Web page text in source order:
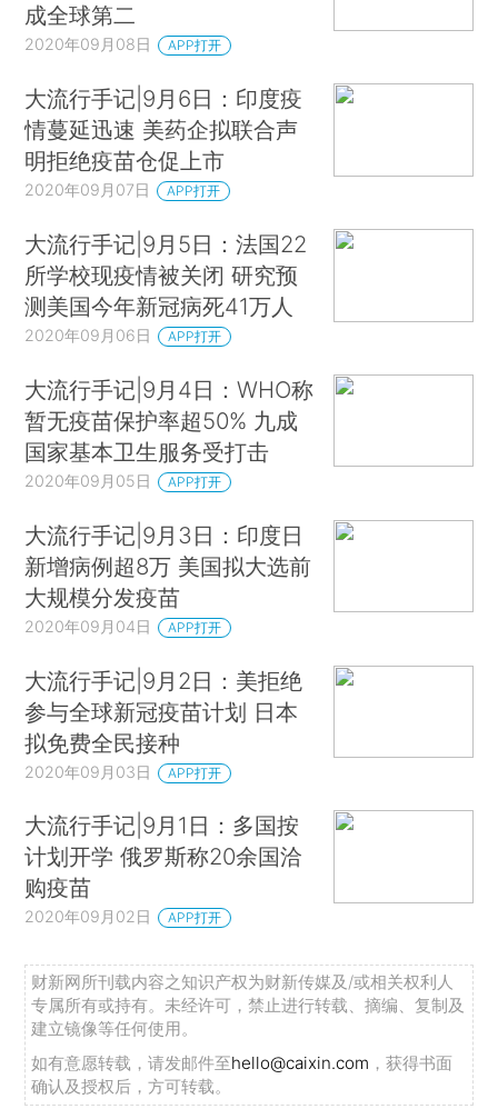
成全球第二
2020年09月08日 APP打开
大流行手记|9月6日：印度疫
情蔓延迅速 美药企拟联合声
明拒绝疫苗仓促上市
2020年09月07日 APP打开
大流行手记|9月5日：法国22
所学校现疫情被关闭 研究预
测美国今年新冠病死41万人
2020年09月06日 APP打开
大流行手记|9月4日：WHO称
暂无疫苗保护率超50% 九成
国家基本卫生服务受打击
2020年09月05日 APP打开
大流行手记|9月3日：印度日
新增病例超8万 美国拟大选前
大规模分发疫苗
2020年09月04日 APP打开
大流行手记|9月2日：美拒绝
参与全球新冠疫苗计划 日本
拟免费全民接种
2020年09月03日 APP打开
大流行手记|9月1日：多国按
计划开学 俄罗斯称20余国洽
购疫苗
2020年09月02日 APP打开
财新网所刊载内容之知识产权为财新传媒及/或相关权利人
专属所有或持有。未经许可，禁止进行转载、摘编、复制及
建立镜像等任何使用。
如有意愿转载，请发邮件至hello@caixin.com ，获得书面
确认及授权后，方可转载。